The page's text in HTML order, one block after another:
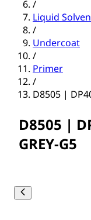
/
Liquid
/
Undercoat
/
Primer
/
D8505 |
D8505 |
GREY-G5